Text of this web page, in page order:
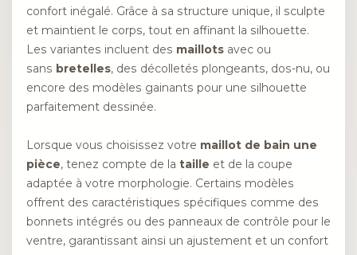
confort inégalé. Grâce à sa structure unique, il sculpte
et maintient le corps, tout en affinant la silhouette.
Les variantes incluent des maillots avec ou
sans bretelles, des décolletés plongeants, dos-nu, ou
encore des modèles gainants pour une silhouette
parfaitement dessinée.
Lorsque vous choisissez votre maillot de bain une
pièce, tenez compte de la taille et de la coupe
adaptée à votre morphologie. Certains modèles
offrent des caractéristiques spécifiques comme des
bonnets intégrés ou des panneaux de contrôle pour le
ventre, garantissant ainsi un ajustement et un confort